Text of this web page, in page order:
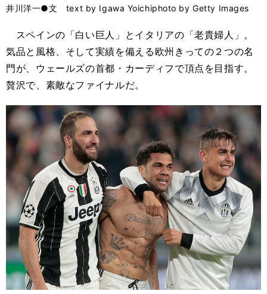
バ
井川洋一●文 text by Igawa Yoichiphoto by Getty Images
スペインの「白い巨人」とイタリアの「老貴婦人」。
気品と風格、そして実績を備える欧州きっての２つの名
門が、ウェールズの首都・カーディフで頂点を目指す。
贅沢で、素敵なファイナルだ。